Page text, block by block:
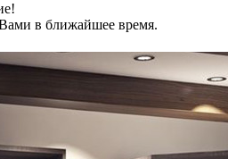
в ближайшее время.